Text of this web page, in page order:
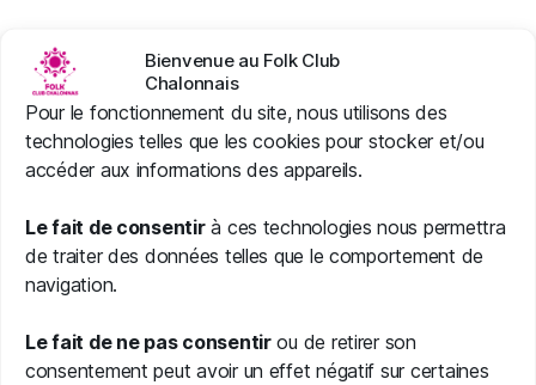
Bienvenue au Folk Club
Chalonnais
Pour le fonctionnement du site, nous utilisons des
technologies telles que les cookies pour stocker et/ou
accéder aux informations des appareils.
Le fait de consentirà ces technologies nous permettra
de traiter des données telles que le comportement de
navigation.
Le fait de ne pas consentirou de retirer son
consentement peut avoir un effet négatif sur certaines